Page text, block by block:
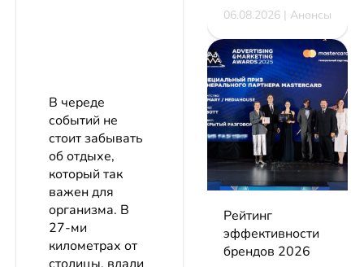
В череде
событий не
стоит забывать
об отдыхе,
который так
важен для
организма. В
27-ми
километрах от
06.08.2026 | Анонсы
Рейтинг
эффективности
брендов 2026